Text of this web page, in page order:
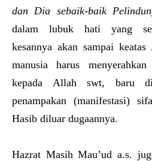
dan Dia sebaik-baik
dalam lubuk hati yang
kesannya akan sampai
manusia harus
kepada Allah swt, baru
penampakan (manifestasi)
Hasib diluar dugaannya.
Hazrat Masih Mau’ud a.s.